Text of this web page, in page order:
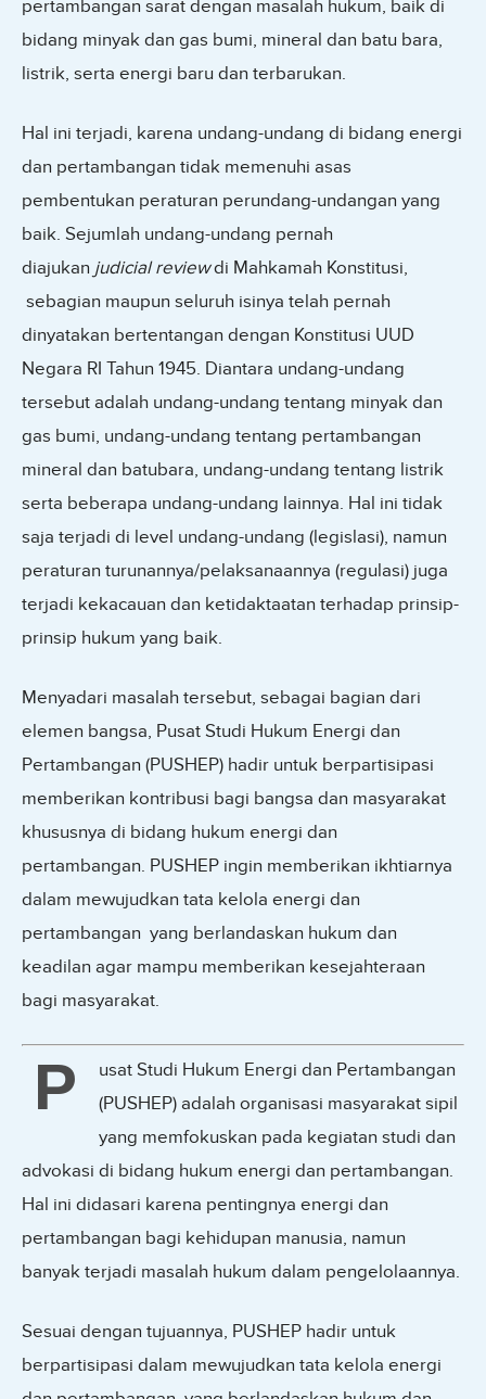
pertambangan sarat dengan masalah hukum, baik di
bidang minyak dan gas bumi, mineral dan batu bara,
listrik, serta energi baru dan terbarukan.
Hal ini terjadi, karena undang-undang di bidang energi
dan pertambangan tidak memenuhi asas
pembentukan peraturan perundang-undangan yang
baik. Sejumlah undang-undang pernah
diajukan judicial reviewdi Mahkamah Konstitusi,
sebagian maupun seluruh isinya telah pernah
dinyatakan bertentangan dengan Konstitusi UUD
Negara RI Tahun 1945. Diantara undang-undang
tersebut adalah undang-undang tentang minyak dan
gas bumi, undang-undang tentang pertambangan
mineral dan batubara, undang-undang tentang listrik
serta beberapa undang-undang lainnya. Hal ini tidak
saja terjadi di level undang-undang (legislasi), namun
peraturan turunannya/pelaksanaannya (regulasi) juga
terjadi kekacauan dan ketidaktaatan terhadap prinsip-
prinsip hukum yang baik.
Menyadari masalah tersebut, sebagai bagian dari
elemen bangsa, Pusat Studi Hukum Energi dan
Pertambangan (PUSHEP) hadir untuk berpartisipasi
memberikan kontribusi bagi bangsa dan masyarakat
khususnya di bidang hukum energi dan
pertambangan. PUSHEP ingin memberikan ikhtiarnya
dalam mewujudkan tata kelola energi dan
pertambangan yang berlandaskan hukum dan
keadilan agar mampu memberikan kesejahteraan
bagi masyarakat.
P
usat Studi Hukum Energi dan Pertambangan
(PUSHEP) adalah organisasi masyarakat sipil
yang memfokuskan pada kegiatan studi dan
advokasi di bidang hukum energi dan pertambangan.
Hal ini didasari karena pentingnya energi dan
pertambangan bagi kehidupan manusia, namun
banyak terjadi masalah hukum dalam pengelolaannya.
Sesuai dengan tujuannya, PUSHEP hadir untuk
berpartisipasi dalam mewujudkan tata kelola energi